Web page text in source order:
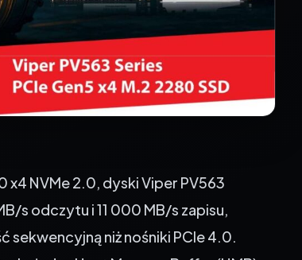
s odczytu i 11 000 MB/s zapisu,
niż nośniki PCIe 4.0.
Host Memory Buffer (HMB)